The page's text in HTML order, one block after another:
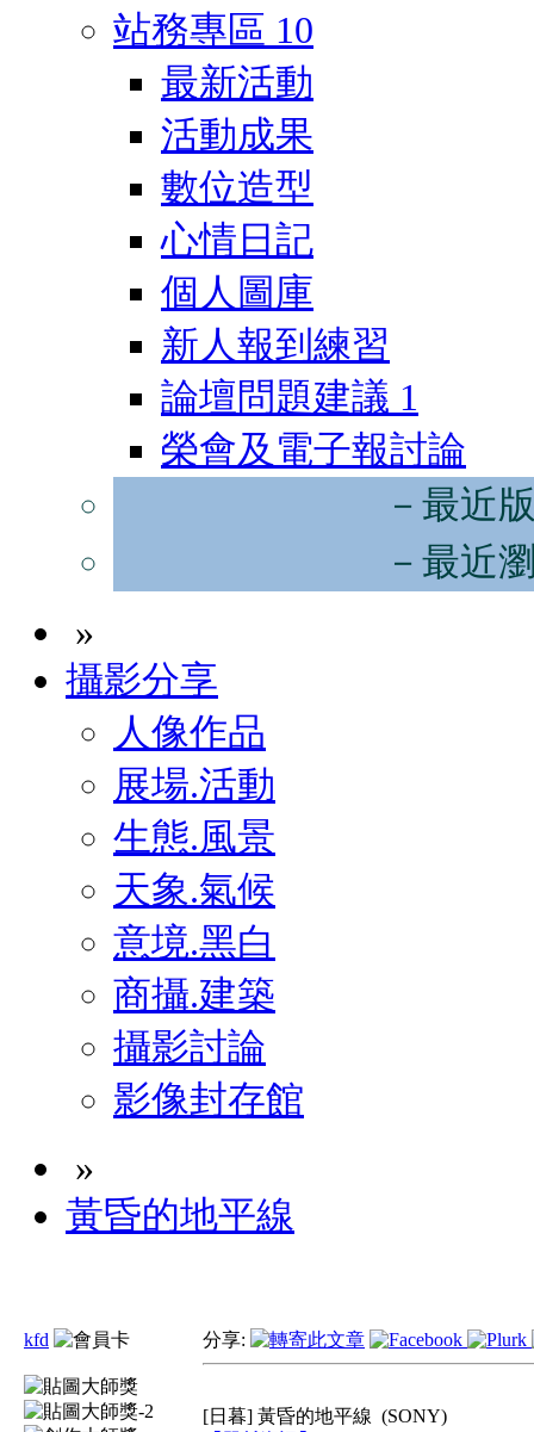
站務專區 10
最新活動
活動成果
數位造型
心情日記
個人圖庫
新人報到練習
論壇問題建議 1
榮會及電子報討論
－最近
－最近
»
攝影分享
人像作品
展場.活動
生態.風景
天象.氣候
意境.黑白
商攝.建築
攝影討論
影像封存館
»
黃昏的地平線
kfd 分享:
[日暮] 黃昏的地平線 (SONY)